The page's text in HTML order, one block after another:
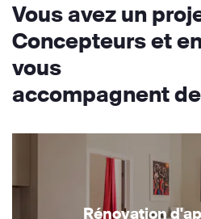
Vous avez un
Concepteurs et
vous
accompagnent de
Rénovation